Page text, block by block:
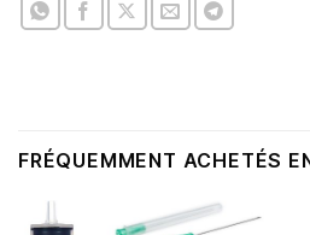
FRÉQUEMMENT ACHETÉS